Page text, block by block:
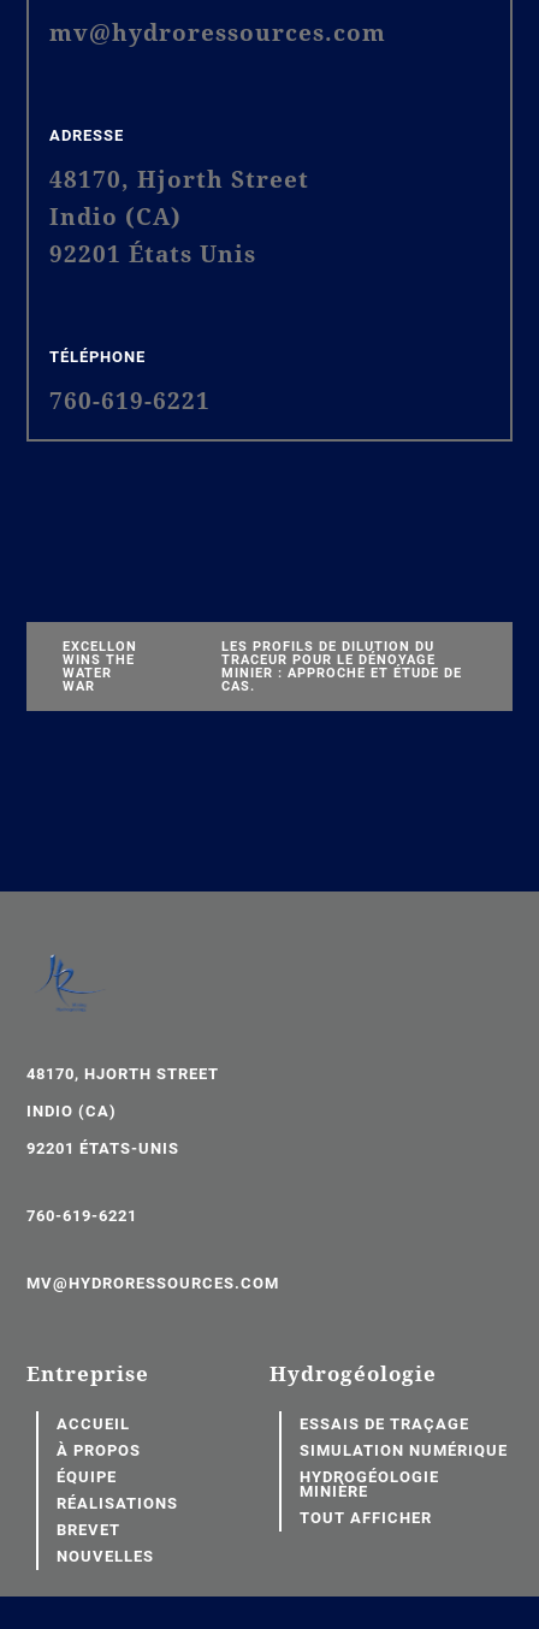
mv@hydroressources.com
ADRESSE
48170, Hjorth Street
Indio (CA)
92201 États Unis
TÉLÉPHONE
760-619-6221
EXCELLON
WINS THE
WATER
WAR
LES PROFILS DE DILUTION DU
TRACEUR POUR LE DÉNOYAGE
MINIER : APPROCHE ET ÉTUDE DE
CAS.
48170, HJORTH STREET
INDIO (CA)
92201 ÉTATS-UNIS
760-619-6221
MV@HYDRORESSOURCES.COM
Entreprise
ACCUEIL
À PROPOS
ÉQUIPE
RÉALISATIONS
BREVET
NOUVELLES
Hydrogéologie
ESSAIS DE TRAÇAGE
SIMULATION NUMÉRIQUE
HYDROGÉOLOGIE
MINIÈRE
TOUT AFFICHER